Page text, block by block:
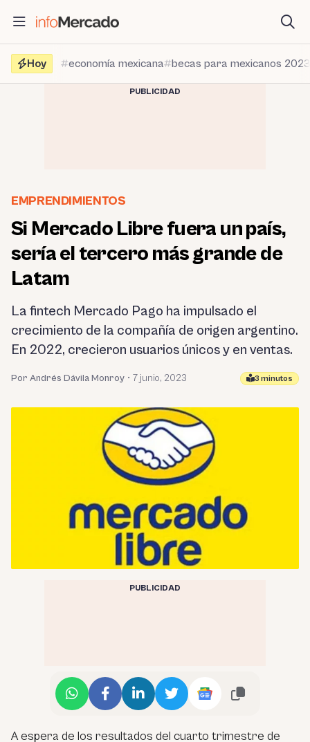
contenido
Hoy
economía mexicana becas para mexicanos 2023
PUBLICIDAD
EMPRENDIMIENTOS
Si Mercado Libre fuera un país,
sería el tercero más grande de
Latam
La fintech Mercado Pago ha impulsado el
crecimiento de la compañía de origen argentino.
En 2022, crecieron usuarios únicos y en ventas.
Por Andrés Dávila Monroy • 7 junio, 2023 3 minutos
PUBLICIDAD
A espera de los resultados del cuarto trimestre de